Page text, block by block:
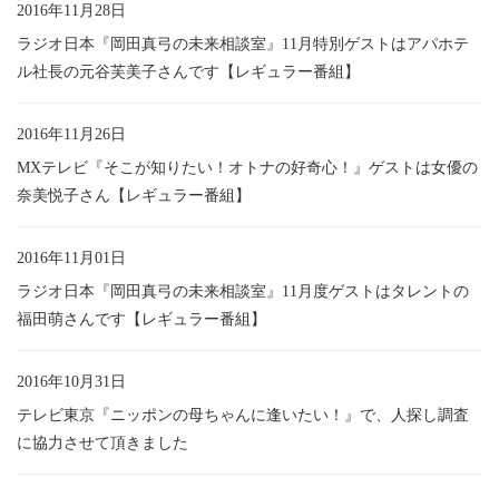
2016年11月28日
ラジオ日本『岡田真弓の未来相談室』11月特別ゲストはアパホテ
ル社長の元谷芙美子さんです【レギュラー番組】
2016年11月26日
MXテレビ『そこが知りたい！オトナの好奇心！』ゲストは女優の
奈美悦子さん【レギュラー番組】
2016年11月01日
ラジオ日本『岡田真弓の未来相談室』11月度ゲストはタレントの
福田萌さんです【レギュラー番組】
2016年10月31日
テレビ東京『ニッポンの母ちゃんに逢いたい！』で、人探し調査
に協力させて頂きました